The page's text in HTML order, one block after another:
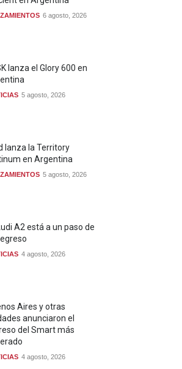
6 agosto, 2026
lanza el Glory 600 en
5 agosto, 2026
lanza la Territory
en Argentina
5 agosto, 2026
A2 está a un paso de
4 agosto, 2026
Aires y otras
anunciaron el
del Smart más
4 agosto, 2026